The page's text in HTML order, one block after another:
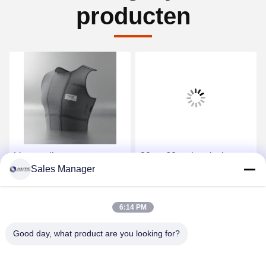
producten
Verzegelingstype
Omnisiale PPE-type
Veiligheidsbekleding
veeleisende
30 tot 60 g chemisch
ontworpen volgens OSHA
Sales Manager
6:14 PM
Good day, what product are you looking for?